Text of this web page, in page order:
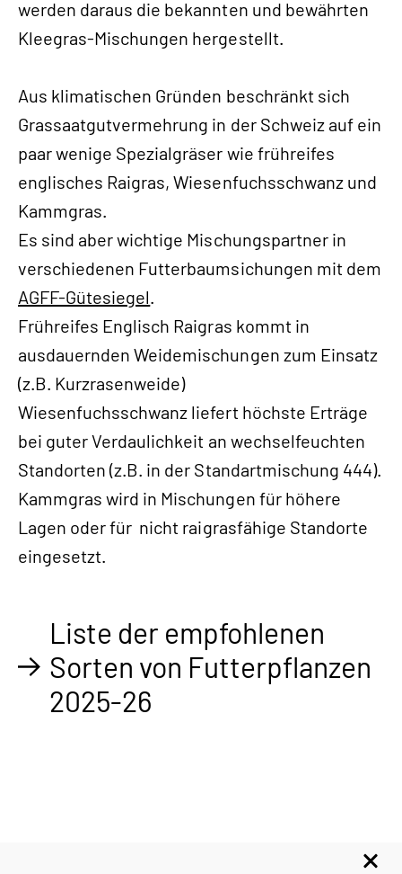
werden daraus die bekannten und bewährten
Kleegras-Mischungen hergestellt.
Aus klimatischen Gründen beschränkt sich
Grassaatgutvermehrung in der Schweiz auf ein
paar wenige Spezialgräser wie frühreifes
englisches Raigras, Wiesenfuchsschwanz und
Kammgras.
Es sind aber wichtige Mischungspartner in
verschiedenen Futterbaumsichungen mit dem
AGFF-Gütesiegel.
Frühreifes Englisch Raigras kommt in
ausdauernden Weidemischungen zum Einsatz
(z.B. Kurzrasenweide)
Wiesenfuchsschwanz liefert höchste Erträge
bei guter Verdaulichkeit an wechselfeuchten
Standorten (z.B. in der Standartmischung 444).
Kammgras wird in Mischungen für höhere
Lagen oder für nicht raigrasfähige Standorte
eingesetzt.
Liste der empfohlenen
Sorten von Futterpflanzen
2025-26